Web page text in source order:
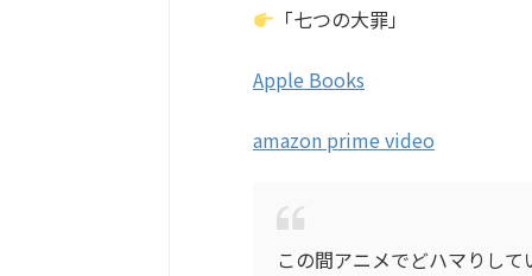
「七つの大罪」
Apple Books
amazon prime video
この間アニメでどハマりして